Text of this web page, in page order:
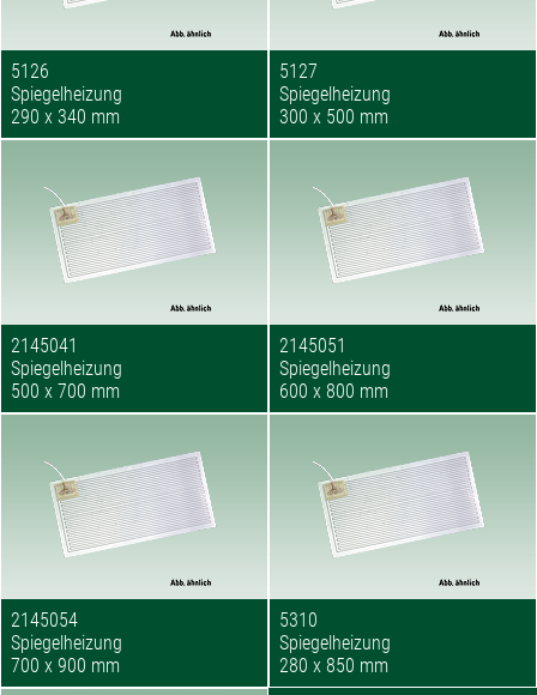
5126
Spiegelheizung
290 x 340 mm
5127
Spiegelheizung
300 x 500 mm
2145041
Spiegelheizung
500 x 700 mm
2145051
Spiegelheizung
600 x 800 mm
2145054
Spiegelheizung
700 x 900 mm
5310
Spiegelheizung
280 x 850 mm